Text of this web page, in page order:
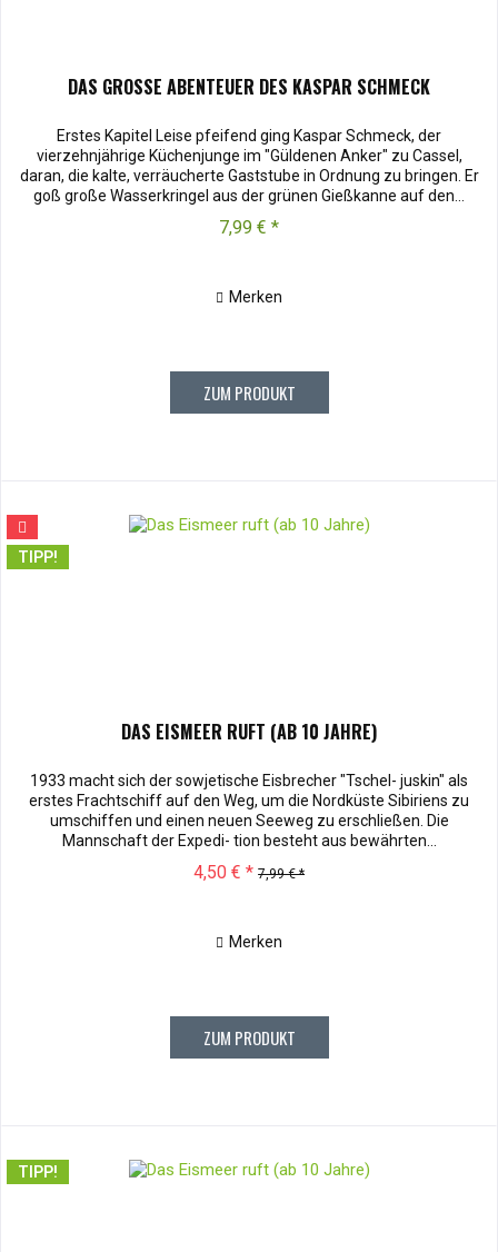
DAS GROSSE ABENTEUER DES KASPAR SCHMECK
Erstes Kapitel Leise pfeifend ging Kaspar Schmeck, der
vierzehnjährige Küchenjunge im "Güldenen Anker" zu Cassel,
daran, die kalte, verräucherte Gaststube in Ordnung zu bringen. Er
goß große Wasserkringel aus der grünen Gießkanne auf den...
7,99 € *
Merken
ZUM PRODUKT
TIPP!
DAS EISMEER RUFT (AB 10 JAHRE)
1933 macht sich der sowjetische Eisbrecher "Tschel- juskin" als
erstes Frachtschiff auf den Weg, um die Nordküste Sibiriens zu
umschiffen und einen neuen Seeweg zu erschließen. Die
Mannschaft der Expedi- tion besteht aus bewährten...
4,50 € * 7,99 € *
Merken
ZUM PRODUKT
TIPP!